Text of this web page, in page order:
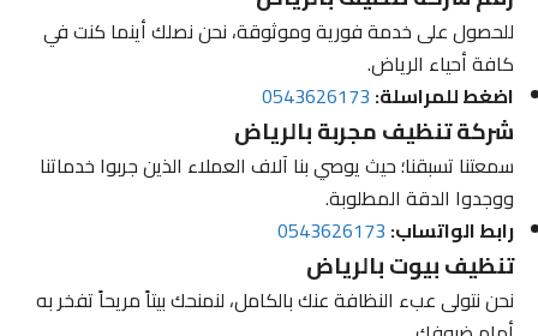
للحصول على خدمة فورية وموثوقة، نحن نصلك أينما كنت في
كافة أحياء الرياض.
اضغط للمراسلة:0543626173
شركة تنظيف مجربة بالرياض
سمعتنا تسبقنا؛ حيث يوصي بنا آلاف العملاء الذين جربوا خدماتنا
ووجدوا الدقة المطلوبة.
رابط الواتساب:0543626173
تنظيف بيوت بالرياض
نحن نتولى عبء النظافة عنك بالكامل، لنمنحك بيتاً مريحاً تفخر به